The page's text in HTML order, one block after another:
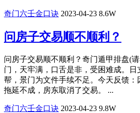
奇门六壬金口诀 2023-04-23 8.6W
问房子交易顺不顺利？
问房子交易顺不顺利？奇门遁甲排盘(
门，天牢满，口舌是非，受困难成。日
帮，景门为文件手续不足。今天反馈：
拖延不成，房东取消了交易。 ​...
奇门六壬金口诀 2023-04-23 9.8W